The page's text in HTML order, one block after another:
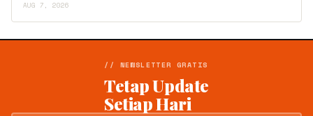
AUG 7, 2026
// NEWSLETTER GRATIS
Tetap Update
Setiap Hari